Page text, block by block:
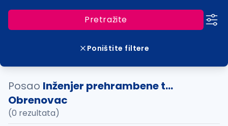
Pretražite
Poništite filtere
Posao Inženjer prehrambene t...
Obrenovac
(0 rezultata)